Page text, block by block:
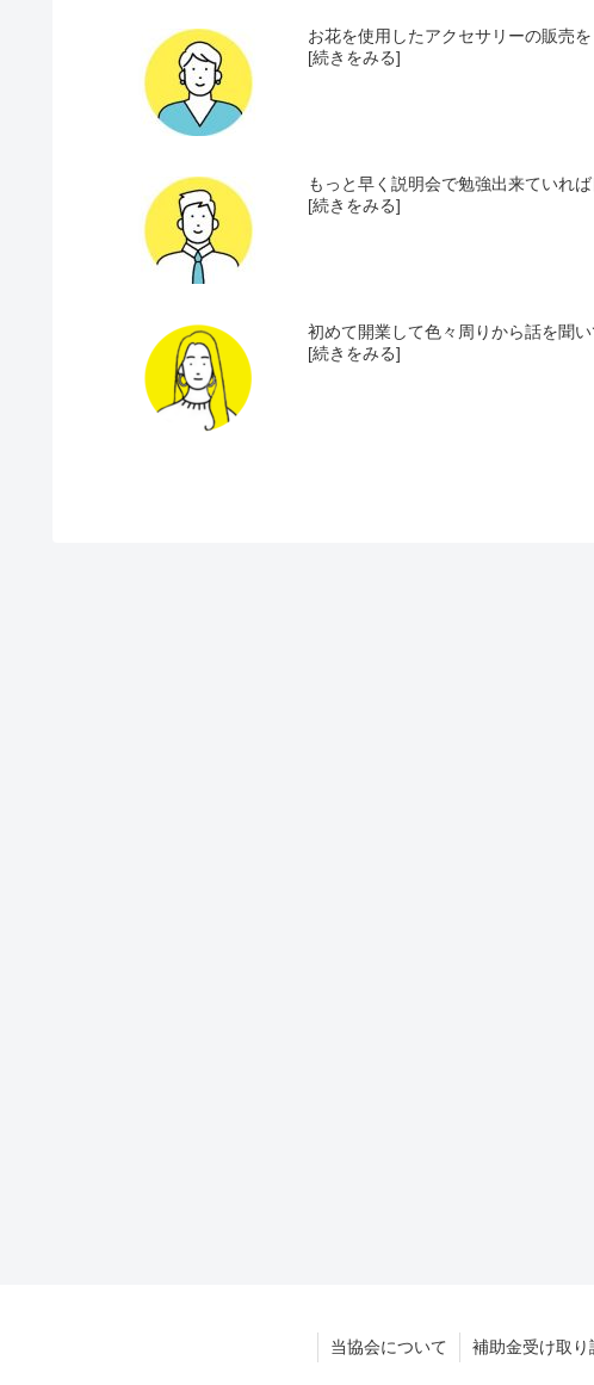
お花を使用したアクセサリーの販売
[続きをみる]
もっと早く説明会で勉強出来ていれ
[続きをみる]
初めて開業して色々周りから話を聞
[続きをみる]
当協会について 補助金受け取